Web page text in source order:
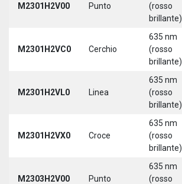
M2301H2V00 Punto
(rosso
brillante)
M2301H2VC0 Cerchio
635 nm
(rosso
brillante)
M2301H2VL0 Linea
635 nm
(rosso
brillante)
M2301H2VX0 Croce
635 nm
(rosso
brillante)
M2303H2V00 Punto
635 nm
(rosso